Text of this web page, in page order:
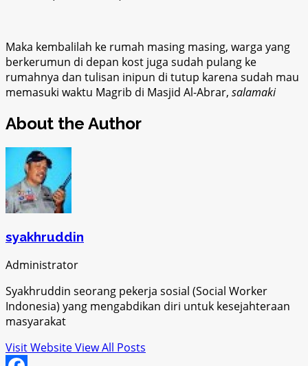
Maka kembalilah ke rumah masing masing, warga yang
berkerumun di depan kost juga sudah pulang ke
rumahnya dan tulisan inipun di tutup karena sudah mau
memasuki waktu Magrib di Masjid Al-Abrar, salamaki
About the Author
syakhruddin
Administrator
Syakhruddin seorang pekerja sosial (Social Worker
Indonesia) yang mengabdikan diri untuk kesejahteraan
masyarakat
Visit WebsiteView All Posts